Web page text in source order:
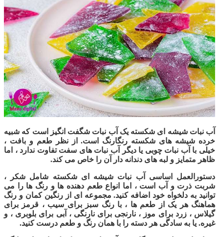
آب نبات شیشه ای شکسته یک آب نبات شگفت انگیز است که شبیه
خرده شیشه های شکسته رنگارنگ است. از نظر طعم و بافت ،
خیلی با آب نبات چوبی یا دیگر آب نبات های سفت تفاوت ندارد ، اما
ظاهر متمایز و لبه های دندانه دار آن را خاص می کند.
دستورالعمل اساسی آب نبات شیشه ای شکسته شامل شکر ،
شربت ذرت و آب است ، اما انواع طعم دهنده ها و رنگ ها را می
توانید به دلخواه خود اضافه کنید. مجموعه ای از رنگین کمان و رنگ
هماهنگ هر یک از طعم ها ، با رنگ سبز برای سیب ، قرمز برای
گیلاس ، زرد برای موز ، نارنجی برای نارنگی ، آبی برای بلوبری ، و
غیره. یا به سادگی هر دسته را با همان رنگ و طعم درست کنید.